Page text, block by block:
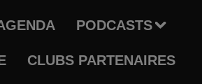
PODCASTS
CLUBS PARTENAIRES